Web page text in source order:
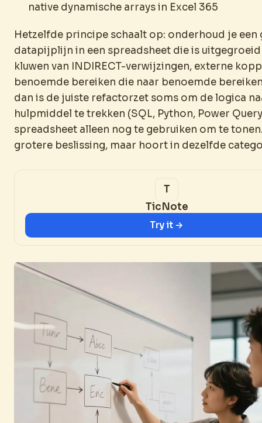
native dynamische arrays in Excel 365
Hetzelfde principe schaalt op: onderhoud je een
datapijplijn in een spreadsheet die is
kluwen van INDIRECT-verwijzingen, externe
benoemde bereiken die naar benoemde
dan is de juiste refactorzet soms om de logica
hulpmiddel te trekken (SQL, Python, Power
spreadsheet alleen nog te gebruiken om te
grotere beslissing, maar hoort in dezelfde
TicNote
Try it →